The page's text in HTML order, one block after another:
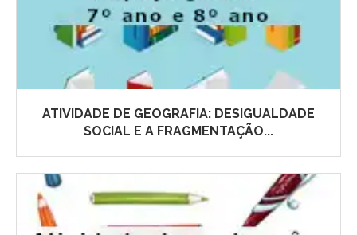
ATIVIDADE DE GEOGRAFIA: DESIGUALDADE
SOCIAL E A FRAGMENTAÇÃO...